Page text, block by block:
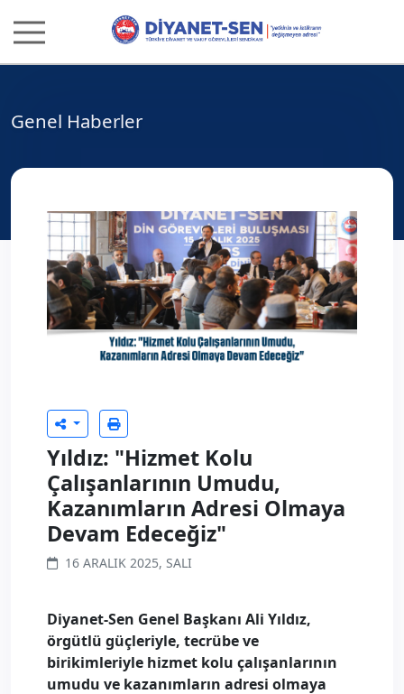
Genel Haberler
Yıldız: "Hizmet Kolu
Çalışanlarının Umudu,
Kazanımların Adresi Olmaya
Devam Edeceğiz"
16 ARALIK 2025, SALI
Diyanet-Sen Genel Başkanı Ali Yıldız,
örgütlü güçleriyle, tecrübe ve
birikimleriyle hizmet kolu çalışanlarının
umudu ve kazanımların adresi olmaya